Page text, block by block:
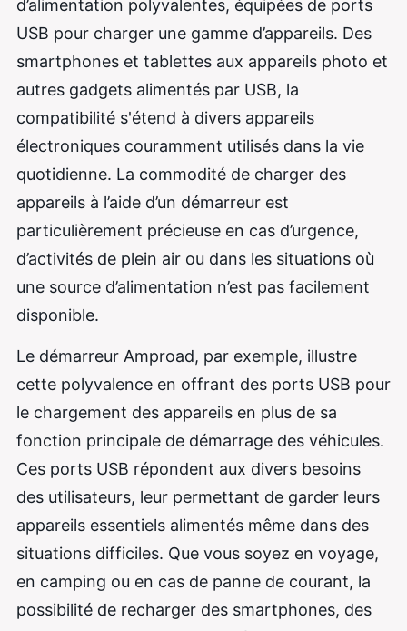
d’alimentation polyvalentes, équipées de ports
USB pour charger une gamme d’appareils. Des
smartphones et tablettes aux appareils photo et
autres gadgets alimentés par USB, la
compatibilité s'étend à divers appareils
électroniques couramment utilisés dans la vie
quotidienne. La commodité de charger des
appareils à l’aide d’un démarreur est
particulièrement précieuse en cas d’urgence,
d’activités de plein air ou dans les situations où
une source d’alimentation n’est pas facilement
disponible.
Le démarreur Amproad, par exemple, illustre
cette polyvalence en offrant des ports USB pour
le chargement des appareils en plus de sa
fonction principale de démarrage des véhicules.
Ces ports USB répondent aux divers besoins
des utilisateurs, leur permettant de garder leurs
appareils essentiels alimentés même dans des
situations difficiles. Que vous soyez en voyage,
en camping ou en cas de panne de courant, la
possibilité de recharger des smartphones, des